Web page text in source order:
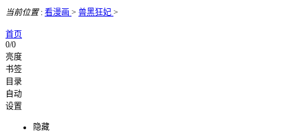
当前位置: 看漫画 > 兽黑狂妃 >
首页
0/0
亮度
书签
目录
自动
设置
隐藏